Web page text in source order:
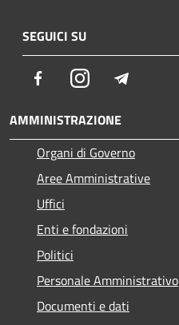
SEGUICI SU
FacebookInstagram
AMMINISTRAZIONE
Organi di Governo
Aree Amministrative
Uffici
Enti e fondazioni
Politici
Personale Amministrativo
Documenti e dati